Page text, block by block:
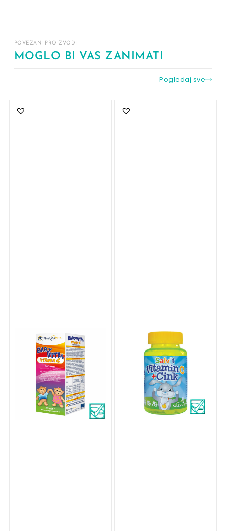
POVEZANI PROIZVODI
MOGLO BI VAS ZANIMATI
Pogledaj sve